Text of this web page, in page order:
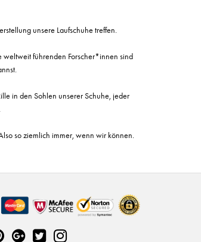
unsere Laufschuhe treffen.
weltweit führenden Forscher*innen sind
in den Sohlen unserer Schuhe, jeder
so ziemlich immer, wenn wir können.